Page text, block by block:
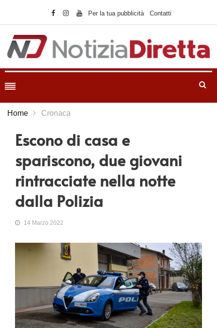
Per la tua pubblicità Contatti
Home Cronaca
Escono di casa e
spariscono, due giovani
rintracciate nella notte
dalla Polizia
14 Marzo 2022